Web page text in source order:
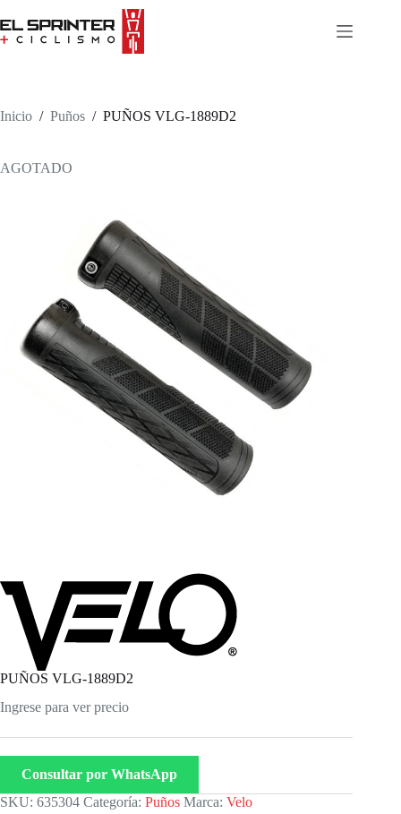
to
content
Inicio / Puños / PUÑOS VLG-1889D2
AGOTADO
PUÑOS VLG-1889D2
Ingrese para ver precio
Consultar por WhatsApp
SKU: 635304 Categoría: Puños Marca: Velo